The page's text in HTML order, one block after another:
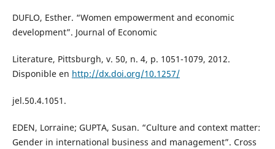
DUFLO, Esther. “Women empowerment and economic
development”. Journal of Economic
Literature, Pittsburgh, v. 50, n. 4, p. 1051-1079, 2012.
Disponible en http://dx.doi.org/10.1257/
jel.50.4.1051.
EDEN, Lorraine; GUPTA, Susan. “Culture and context matter:
Gender in international business and management”. Cross